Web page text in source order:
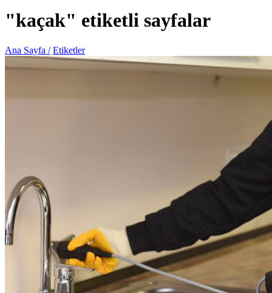
"kaçak" etiketli sayfalar
Ana Sayfa / Etiketler